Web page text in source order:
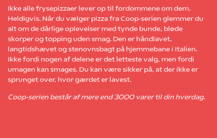
Ikke alle frysepizzaer lever op til fordommene om dem.
Heldigvis. Når du vælger pizza fra Coop-serien glemmer du
alt om de dårlige oplevelser med tynde bunde, bløde
skorper og topping uden smag. Den er håndlavet,
langtidshævet og stenovnsbagt på hjemmebane i Italien.
Ikke fordi nogen af delene er det letteste valg, men fordi
umagen kan smages. Du kan være sikker på, at der ikke er
sprunget over, hvor gærdet er lavest.
Coop-serien består af mere end 3000 varer til din hverdag.